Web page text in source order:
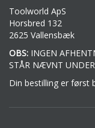
Toolworld ApS
Horsbred 132
2625 Vallensbæk
OBS: INGEN
STÅR NÆVNT
Din bestilling er først